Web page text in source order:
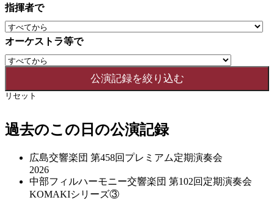
指揮者で
オーケストラ等で
リセット
過去のこの日の公演記録
広島交響楽団 第458回プレミアム定期演奏会
2026
中部フィルハーモニー交響楽団 第102回定期演奏会
KOMAKIシリーズ③